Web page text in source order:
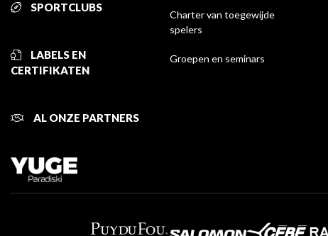
SPORTCLUBS
LABELS EN
CERTIFIKATEN
AL ONZE PARTNERS
Charter van toegewijde
spelers
Groepen en seminars